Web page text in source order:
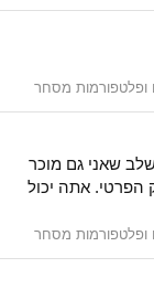
ופלטפורמות מסחר
אחוז אם לא בשלב שאני גם מוכר
הפרטי. אתה יכול
ופלטפורמות מסחר